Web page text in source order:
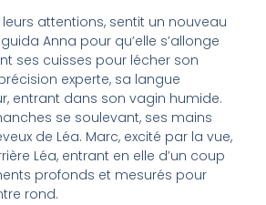
attentions, sentit un nouveau
Anna pour qu’elle s’allonge
ses cuisses pour lécher son
experte, sa langue
entrant dans son vagin humide.
se soulevant, ses mains
de Léa. Marc, excité par la vue,
Léa, entrant en elle d’un coup
profonds et mesurés pour
rond.